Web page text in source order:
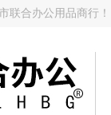
联合办公用品商行！